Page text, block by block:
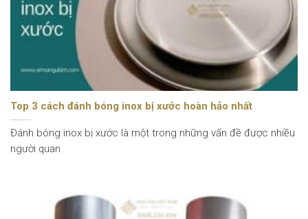
Top 3 cách đánh bóng inox bị xước hoàn hảo nhất
Đánh bóng inox bị xước là một trong những vấn đề được nhiều
người quan